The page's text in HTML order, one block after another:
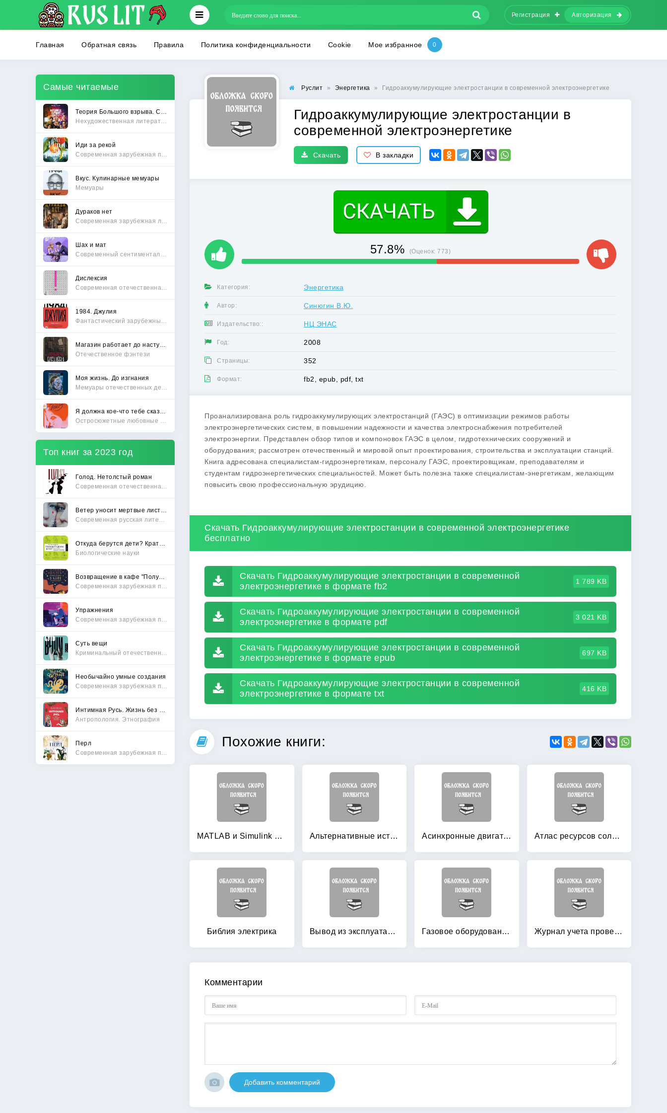
Регистрация Авторизация
Главная Обратная связь Правила Политика конфиденциальности Cookie Мое избранное
Самые читаемые
Иди за рекой
Вкус. Кулинарные мемуары
Мемуары
Дураков нет
Шах и мат
Дислексия
1984. Джулия
Отечественное фэнтези
Моя жизнь. До изгнания
Топ книг за 2023 год
Голод. Нетолстый роман
Биологические науки
Упражнения
Суть вещи
Необычайно умные создания
Антропология. Этнография
Перл
Руслит » Энергетика » Гидроаккумулирующие электростанции в современной электроэнергетике
Гидроаккумулирующие электростанции в
современной электроэнергетике
Скачать В закладки
57.8% (Оценок:773)
Категория: Энергетика
Автор: Синюгин В.Ю.
Издательство:: НЦ ЭНАС
Год: 2008
Страницы: 352
Формат: fb2, epub, pdf, txt
Проанализирована роль гидроаккумулирующих электростанций (ГАЭС) в оптимизации режимов работы
электроэнергетических систем, в повышении надежности и качества электроснабжения потребителей
электроэнергии. Представлен обзор типов и компоновок ГАЭС в целом, гидротехнических сооружений и
оборудования; рассмотрен отечественный и мировой опыт проектирования, строительства и эксплуатации станций.
Книга адресована специалистам-гидроэнергетикам, персоналу ГАЭС, проектировщикам, преподавателям и
студентам гидроэнергетических специальностей. Может быть полезна также специалистам-энергетикам, желающим
повысить свою профессиональную эрудицию.
Скачать Гидроаккумулирующие электростанции в современной электроэнергетике
бесплатно
Скачать Гидроаккумулирующие электростанции в современной
электроэнергетике в формате fb2
1 789 KB
Скачать Гидроаккумулирующие электростанции в современной
электроэнергетике в формате pdf
3 021 KB
Скачать Гидроаккумулирующие электростанции в современной
электроэнергетике в формате epub
697 KB
Скачать Гидроаккумулирующие электростанции в современной
электроэнергетике в формате txt
416 KB
Похожие книги:
MATLAB и Simulink в электроэнергетике: Справочник Альтернативные источники энергии и энергосбережение: Практические конструкции по использованию энергии ветра, солнца, воды, земли, биомассы Асинхронные двигатели в трехфазном и однофазном режимах Атлас ресурсов солнечной энергии на территории России: Справочное издание
Библия электрика Вывод из эксплуатации реакторных установок Газовое оборудование промышленных предприятий: Устройство и эксплуатация: справочник Журнал учета проверки знаний норм и правил работы в электроустановках
Комментарии